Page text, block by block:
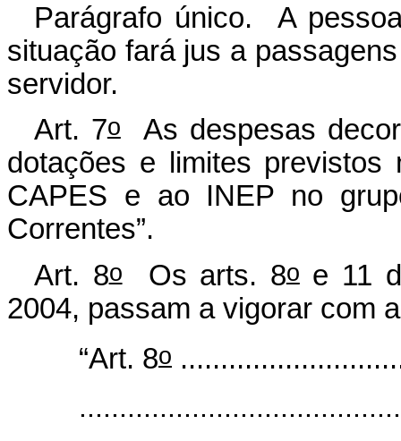
Parágrafo único. A
situação fará jus a
servidor.
Art. 7oAs despesas
dotações e limites previstos
CAPES e ao INEP no
Correntes”.
Art. 8oOs arts. 8oe 11
2004, passam a vigorar com
“Art. 8o